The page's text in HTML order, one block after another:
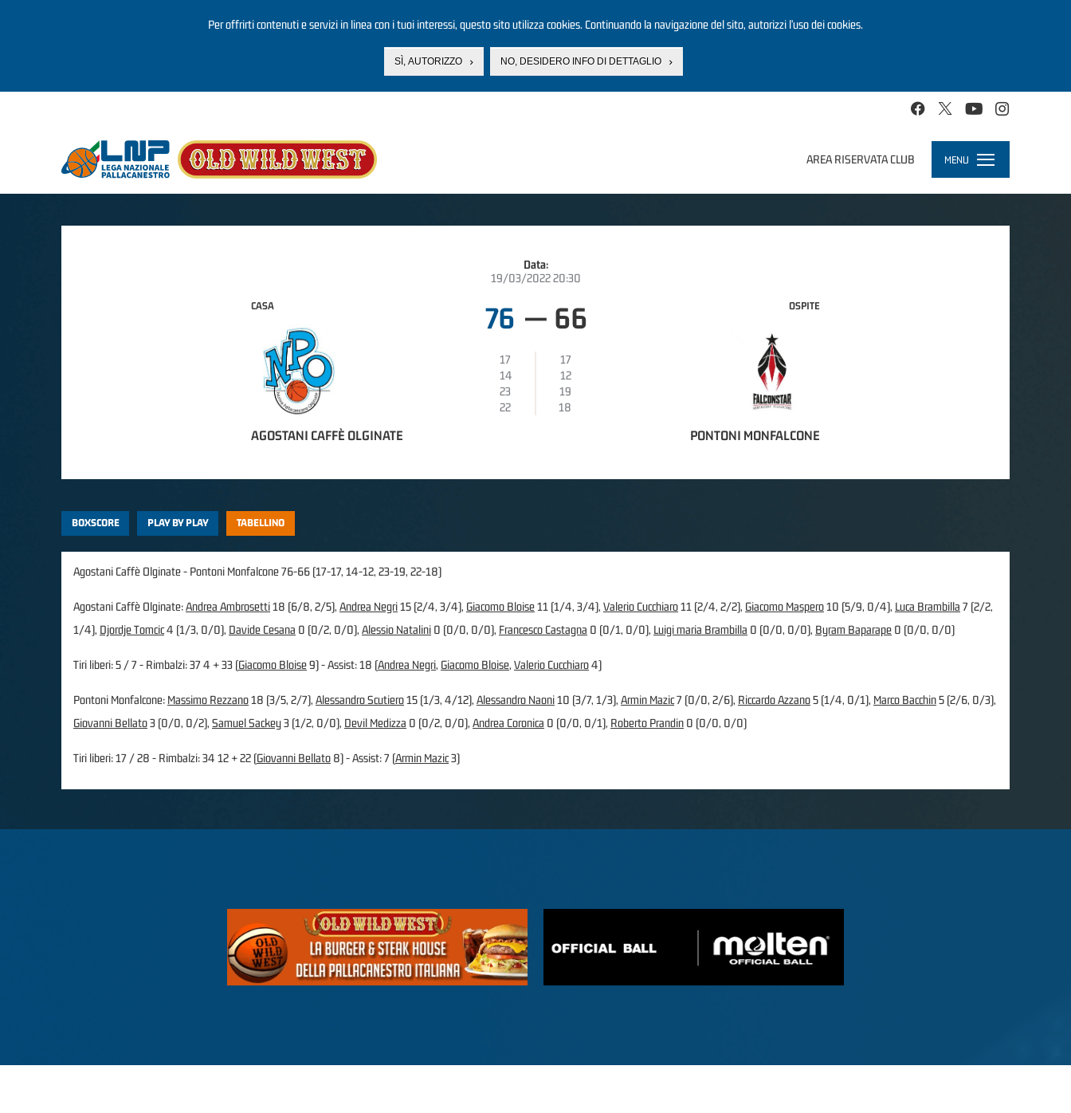
Per offrirti contenuti e servizi in linea con i tuoi interessi, questo sito utilizza cookies. Continuando la navigazione del sito, autorizzi l’uso dei cookies.
SÌ, AUTORIZZO NO, DESIDERO INFO DI DETTAGLIO
AREA RISERVATA CLUB MENU
Toggle
navigation
Data:
19/03/2022 20:30
CASA
AGOSTANI CAFFÈ OLGINATE
76 — 66
17
17
14
12
23
19
22
18
OSPITE
PONTONI MONFALCONE
BOXSCORE PLAY BY PLAY TABELLINO
Agostani Caffè Olginate - Pontoni Monfalcone 76-66 (17-17, 14-12, 23-19, 22-18)
Agostani Caffè Olginate:Andrea Ambrosetti18 (6/8, 2/5), Andrea Negri15 (2/4, 3/4), Giacomo Bloise11 (1/4, 3/4), Valerio Cucchiaro11 (2/4, 2/2), Giacomo Maspero10 (5/9, 0/4), Luca Brambilla 7 (2/2,
1/4), Djordje Tomcic4 (1/3, 0/0), Davide Cesana 0 (0/2, 0/0), Alessio Natalini 0 (0/0, 0/0), Francesco Castagna 0 (0/1, 0/0), Luigi maria Brambilla 0 (0/0, 0/0), Byram Baparape 0 (0/0, 0/0)
Tiri liberi: 5 / 7 - Rimbalzi: 37 4 + 33 (Giacomo Bloise9) - Assist: 18 (Andrea Negri, Giacomo Bloise, Valerio Cucchiaro4)
Pontoni Monfalcone: Massimo Rezzano18 (3/5, 2/7), Alessandro Scutiero15 (1/3, 4/12), Alessandro Naoni10 (3/7, 1/3), Armin Mazic7 (0/0, 2/6), Riccardo Azzano5 (1/4, 0/1), Marco Bacchin5 (2/6, 0/3),
Giovanni Bellato3 (0/0, 0/2), Samuel Sackey3 (1/2, 0/0), Devil Medizza 0 (0/2, 0/0), Andrea Coronica 0 (0/0, 0/1), Roberto Prandin 0 (0/0, 0/0)
Tiri liberi: 17 / 28 - Rimbalzi: 34 12 + 22 (Giovanni Bellato 8) - Assist: 7 (Armin Mazic3)